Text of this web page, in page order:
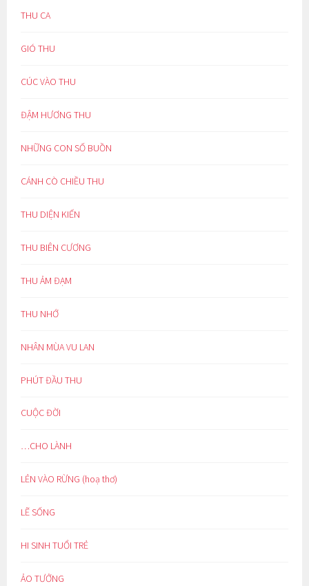
THU CA
GIÓ THU
CÚC VÀO THU
ĐẬM HƯƠNG THU
NHỮNG CON SỐ BUỒN
CÁNH CÒ CHIỀU THU
THU DIỆN KIẾN
THU BIÊN CƯƠNG
THU ẢM ĐẠM
THU NHỚ
NHÂN MÙA VU LAN
PHÚT ĐẦU THU
CUỘC ĐỜI
…CHO LÀNH
LẺN VÀO RỪNG (hoạ thơ)
LẼ SỐNG
HI SINH TUỔI TRẺ
ẢO TƯỞNG